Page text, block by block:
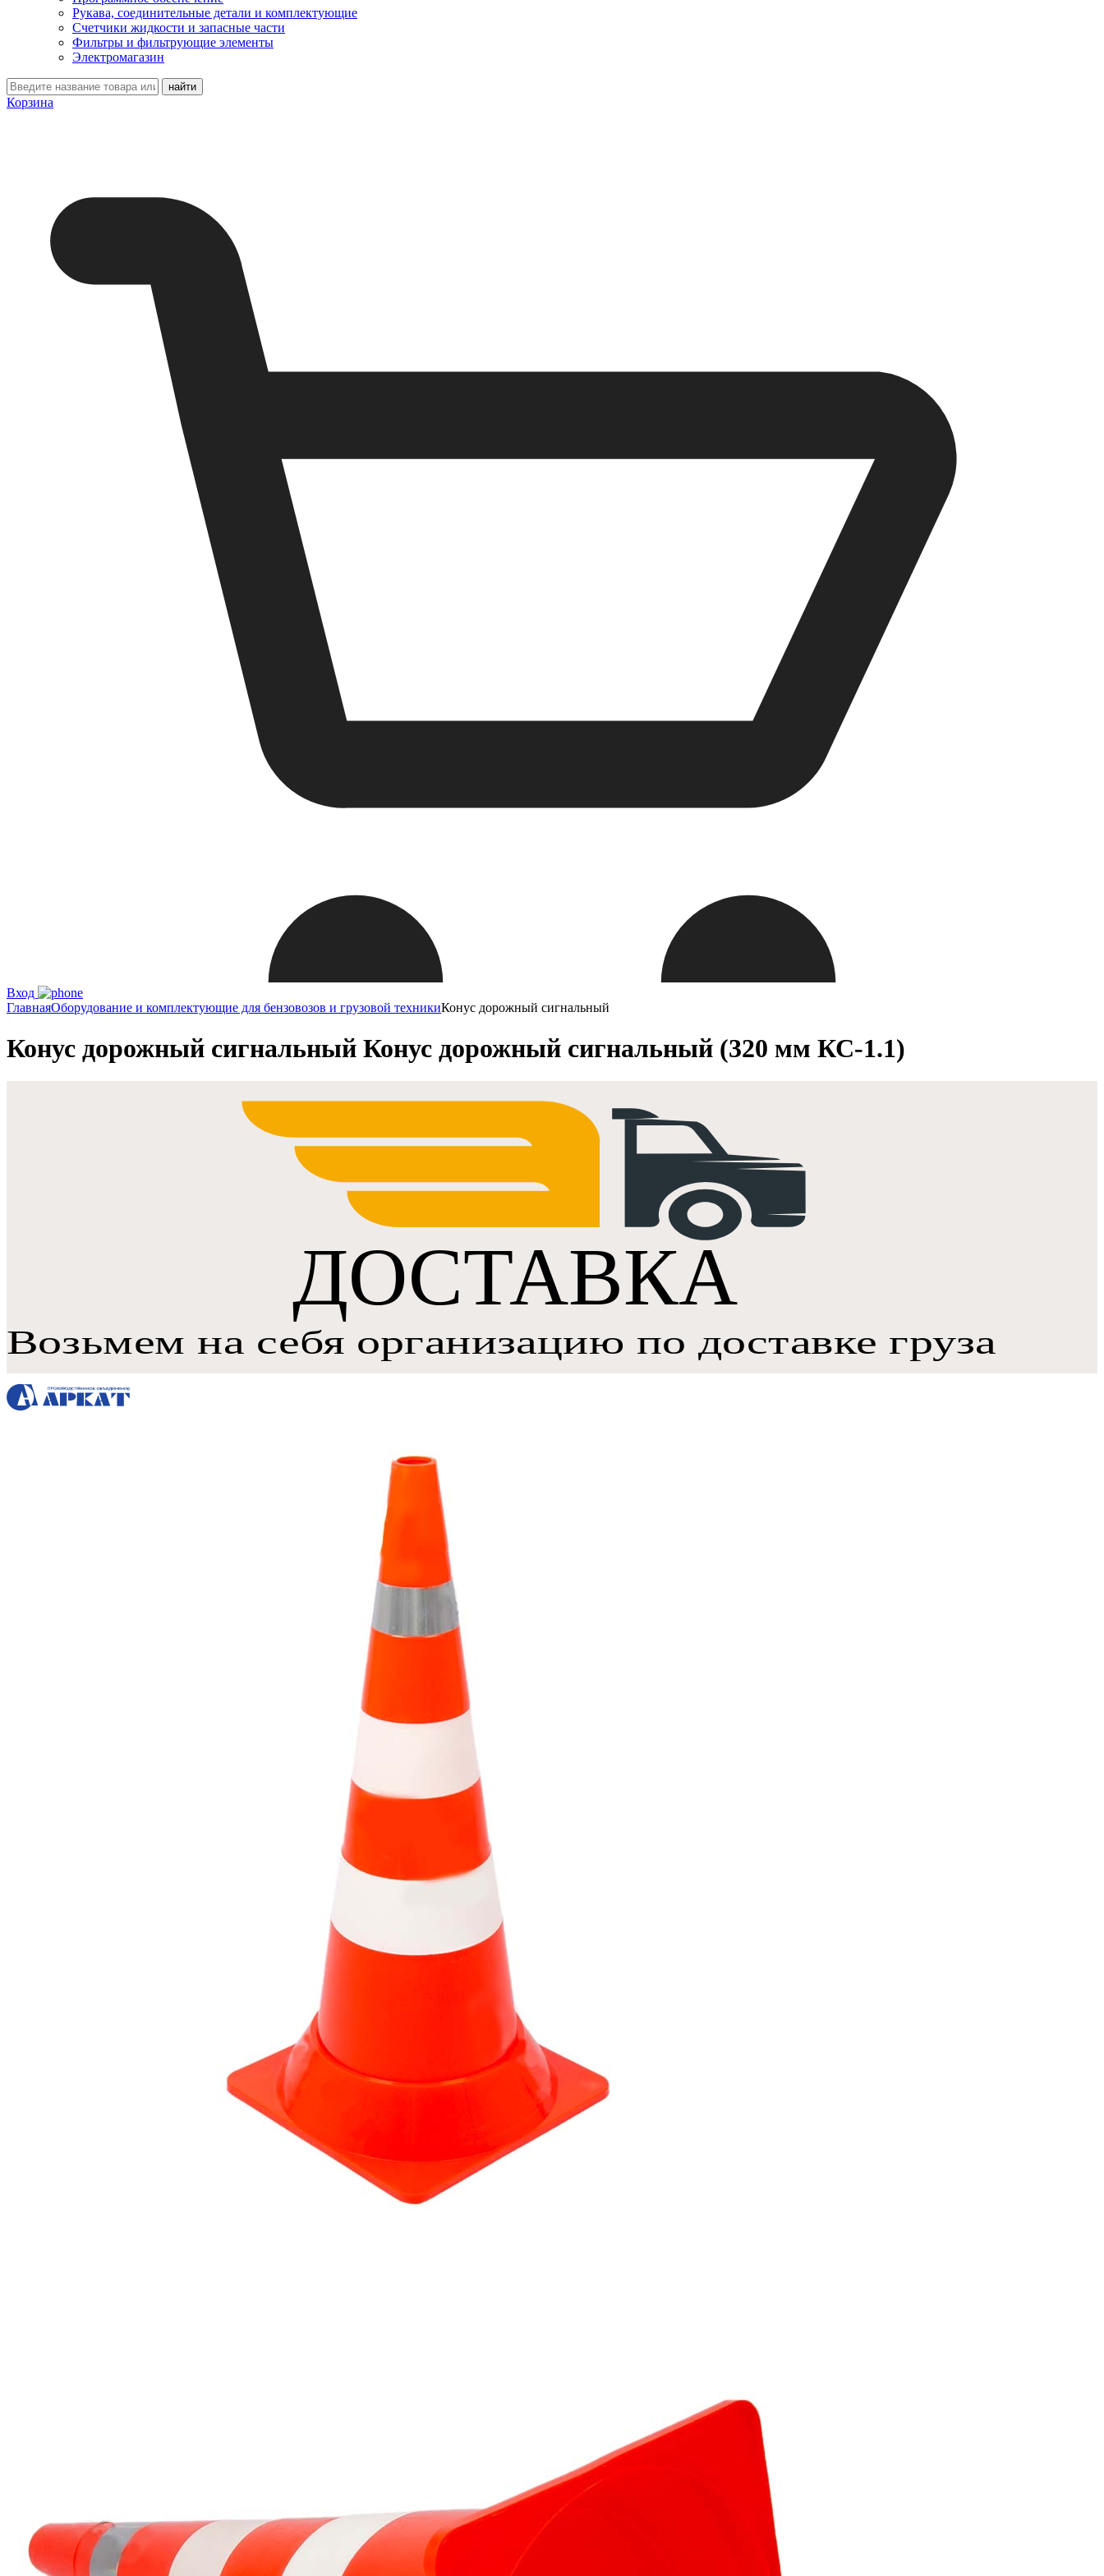
Рукава, соединительные детали и комплектующие
Счетчики жидкости и запасные части
Фильтры и фильтрующие элементы
Электромагазин
Корзина
Вход
ГлавнаяОборудование и комплектующие для бензовозов и грузовой техникиКонус дорожный сигнальный
Конус дорожный сигнальный Конус дорожный сигнальный (320 мм КС-1.1)